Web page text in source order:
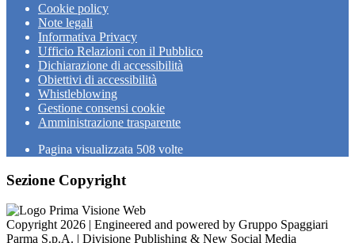
Cookie policy
Note legali
Informativa Privacy
Ufficio Relazioni con il Pubblico
Dichiarazione di accessibilità
Obiettivi di accessibilità
Whistleblowing
Gestione consensi cookie
Amministrazione trasparente
Pagina visualizzata 508 volte
Sezione Copyright
Copyright 2026 | Engineered and powered by Gruppo Spaggiari
Parma S.p.A. | Divisione Publishing & New Social Media